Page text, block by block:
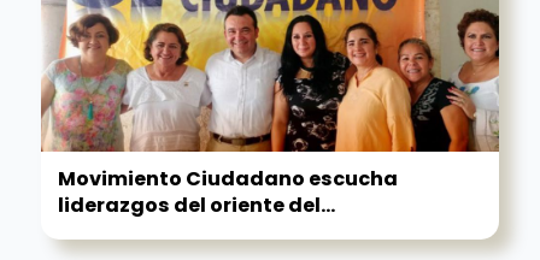
Movimiento Ciudadano escucha
liderazgos del oriente del...